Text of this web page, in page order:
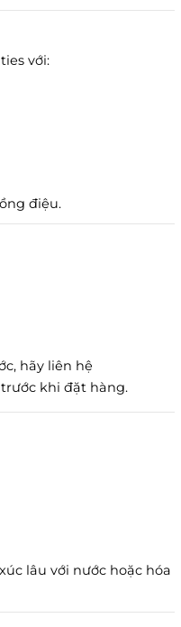
với:
điệu.
hãy liên hệ
khi đặt hàng.
lâu với nước hoặc hóa